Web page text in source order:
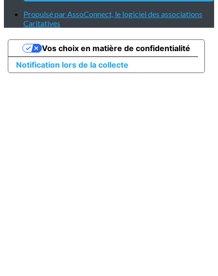
Propulsé par AssoConnect, le logiciel des associations
Caritatives
Notification lors de la collecte
Vos choix en matière de confidentialité